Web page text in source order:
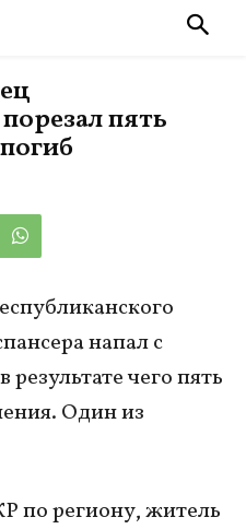
пять
напал с
чего пять
Один из
по региону, житель